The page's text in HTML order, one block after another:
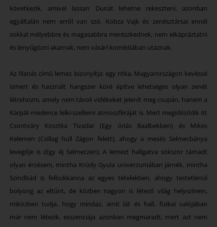
következik, amivel lassan Dunát lehetne rekeszteni, azonban
egyáltalán nem erről van szó. Kobza Vajk és zenésztársai ennél
sokkal mélyebbre és magasabbra merészkednek, nem elkápráztatni
és lenyűgözni akarnak, nem vásári komédiában utaznak.
Az Illanás című lemez bizonyítja: egy ritka, Magyarországon kevéssé
ismert és használt hangszer köré építve lehetséges olyan zenét
létrehozni, amely nem távoli vidékeket jelenít meg csupán, hanem a
Kárpát-medence lelki-szellemi atmoszféráját is. Mert megidéződik itt
Csontváry Kosztka Tivadar (Egy óriás Baalbekben) és Mikes
Kelemen (Csillag hull Zágon felett), ahogy a mesés Selmecbánya
levegője is (Egy éj Selmeczen). A lemezt hallgatva sokszor támadt
olyan érzésem, mintha Krúdy Gyula univerzumában járnék, mintha
Szindbád is felbukkanna az egyes tételekben, ahogy testetlenül
bolyong az eltűnt, de közben nagyon is létező világ helyszínein,
miközben tudja, hogy mindaz, amit lát és hall, fizikai valójában
már nem létezik, esszenciája azonban megmaradt, mert azt nem